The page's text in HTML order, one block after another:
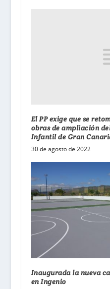
El PP exige que se
obras de ampliación
Infantil de Gran
30 de agosto de 2022
Inaugurada la nueva
en Ingenio